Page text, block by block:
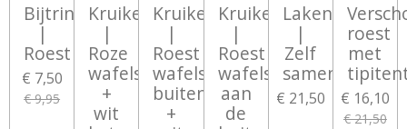
Bijtring
|
Roest
€ 7,50
€ 9,95
Kruikenzak
|
Roze
wafelstof
+
wit
Kruikenzak
|
Roest
wafelstof
buitenkant
+
Kruikenzak
|
Roest
wafelstof
aan
de
Lakentje
|
Zelf
samenstellen
€ 21,50
roest
met
€ 16,10
€ 21,50